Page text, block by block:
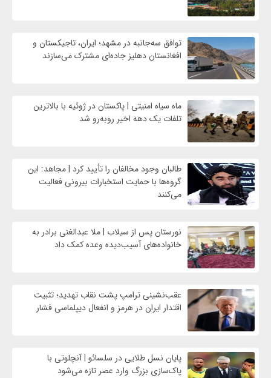
توافق سه‌جانبه در مشهد؛ ایران، تاجیکستان و
افغانستان دهلیز جاده‌ای مشترک می‌سازند
ماه سیاه امنیتی | پاکستان در ژوئیه با بالاترین
تلفات یک دهه اخیر روبه‌رو شد
طالبان وجود مخالفان را تأیید کرد | مجاهد: این
گروه‌ها با حمایت استخبارات بیرونی فعالیت
می‌کنند
نورستان پس از سیلاب | ملا عبدالغنی برادر به
خانواده‌های آسیب‌دیده وعده کمک داد
عقب‌نشینی ترامپ پشت نقاب تهدید؛ تثبیت
اقتدار ایران در هرمز و انفعال دیپلماسی فشار
پایان نسل طلایی در سلسائو | آنچلوتی با
پاک‌سازی بزرگ وارد عصر تازه می‌شود